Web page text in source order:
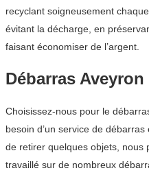
recyclant soigneusement
évitant la décharge, en
faisant économiser de l’argent.
Débarras Aveyron
Choisissez-nous pour le
besoin d’un service de
de retirer quelques objets, nous
travaillé sur de nombreux